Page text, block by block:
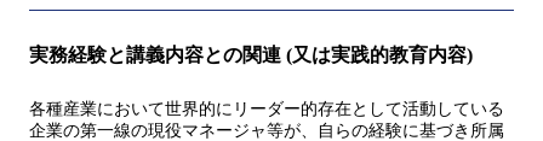
実務経験と講義内容との関連 (又は実践的教育内容)
各種産業において世界的にリーダー的存在として活動している
企業の第一線の現役マネージャ等が、自らの経験に基づき所属